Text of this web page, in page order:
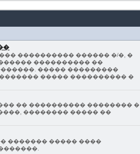
���������� ������ �/�, �
���������� ��
����� ���������
����� ���������� �
�� ���������� �������� �
�������� ����� ��
������� ����� ����